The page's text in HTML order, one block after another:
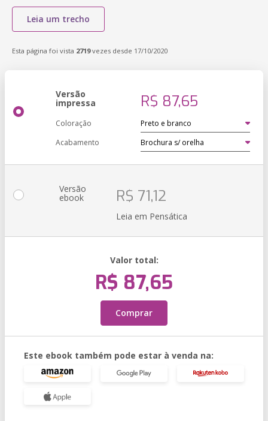
Leia um trecho
Esta página foi vista 2719vezes desde 17/10/2020
Versão
impressa R$ 87,65
Coloração
Acabamento
Versão
ebook R$ 71,12
Leia em Pensática
Valor total:
R$ 87,65
Comprar
Este ebook também pode estar à venda na: